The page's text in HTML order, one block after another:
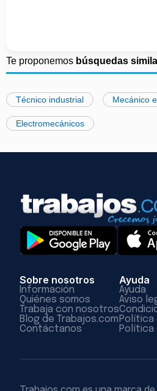
Te proponemos búsquedas
Técnico industrial Mecánico
Electromecánicos
Sobre nosotros
Información
Quiénes somos
Trabaja con nosotros
Blog de Trabajos.com
Contáctanos
Ayuda
Ayuda
Aviso
Política
Política